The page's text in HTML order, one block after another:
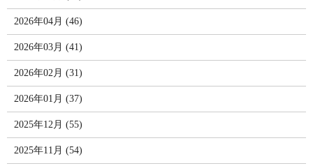
2026年04月 (46)
2026年03月 (41)
2026年02月 (31)
2026年01月 (37)
2025年12月 (55)
2025年11月 (54)